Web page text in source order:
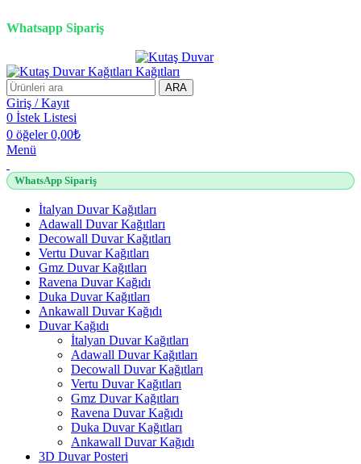
Whatsapp Sipariş
ARA
Giriş / Kayıt
0 İstek Listesi
0 öğeler 0,00₺
Menü
WhatsApp Sipariş
İtalyan Duvar Kağıtları
Adawall Duvar Kağıtları
Decowall Duvar Kağıtları
Vertu Duvar Kağıtları
Gmz Duvar Kağıtları
Ravena Duvar Kağıdı
Duka Duvar Kağıtları
Ankawall Duvar Kağıdı
Duvar Kağıdı
İtalyan Duvar Kağıtları
Adawall Duvar Kağıtları
Decowall Duvar Kağıtları
Vertu Duvar Kağıtları
Gmz Duvar Kağıtları
Ravena Duvar Kağıdı
Duka Duvar Kağıtları
Ankawall Duvar Kağıdı
3D Duvar Posteri